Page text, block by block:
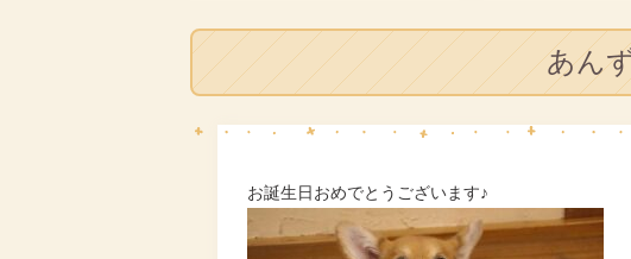
あん
お誕生日おめでとうございます♪